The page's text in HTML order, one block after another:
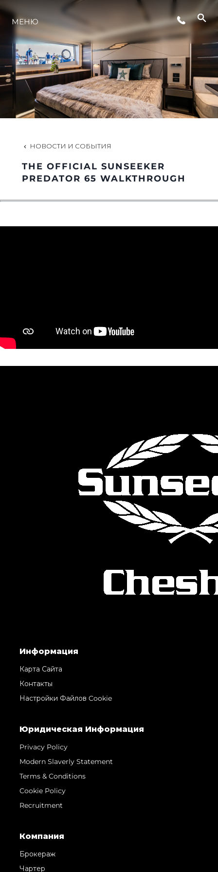
LIFESTYLE
ИННОВАЦИИ
VALUE YOUR BOAT
МЕНЮ
НОВОСТИ И СОБЫТИЯ
THE OFFICIAL SUNSEEKER
PREDATOR 65 WALKTHROUGH
Информация
Карта Сайта
Контакты
Настройки Файлов Cookie
Юридическая Информация
Privacy Policy
Modern Slaverly Statement
Terms & Conditions
Cookie Policy
Recruitment
Компания
Брокераж
Чартер